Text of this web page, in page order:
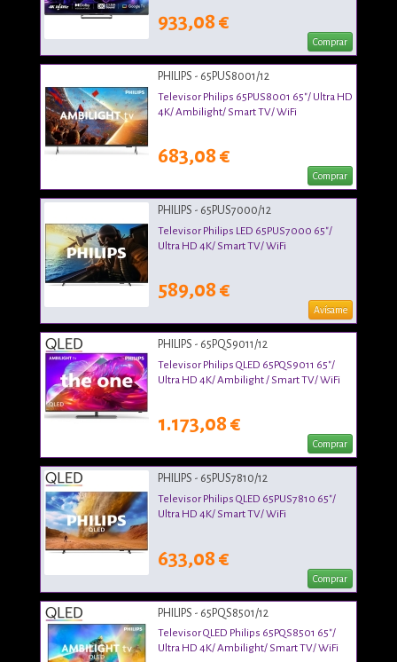
933,08 €
Comprar
PHILIPS - 65PUS8001/12
Televisor Philips 65PUS8001 65"/ Ultra HD
4K/ Ambilight/ Smart TV/ WiFi
683,08 €
Comprar
PHILIPS - 65PUS7000/12
Televisor Philips LED 65PUS7000 65"/
Ultra HD 4K/ Smart TV/ WiFi
589,08 €
Avísame
PHILIPS - 65PQS9011/12
Televisor Philips QLED 65PQS9011 65"/
Ultra HD 4K/ Ambilight / Smart TV/ WiFi
1.173,08 €
Comprar
PHILIPS - 65PUS7810/12
Televisor Philips QLED 65PUS7810 65"/
Ultra HD 4K/ Smart TV/ WiFi
633,08 €
Comprar
PHILIPS - 65PQS8501/12
Televisor QLED Philips 65PQS8501 65"/
Ultra HD 4K/ Ambilight/ Smart TV/ WiFi